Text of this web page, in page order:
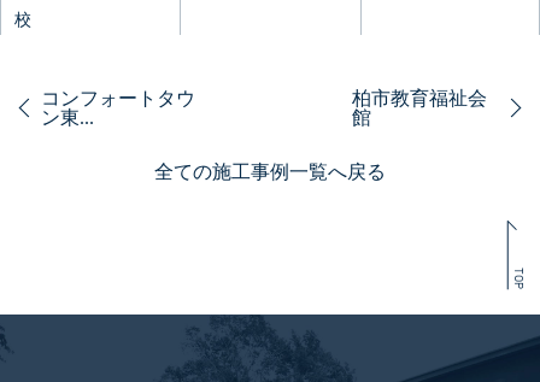
校
コンフォートタウ
ン東...
全ての施工事例一覧へ戻る
柏市教育福祉会
館
TOP